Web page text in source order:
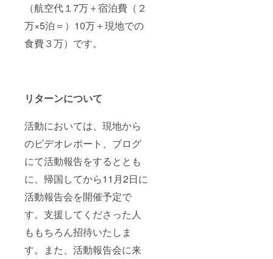
（航空代１7万＋宿泊費（２
万×5泊＝）10万＋現地での
食費３万）です。
リターンについて
活動においては、現地から
のビデオレポート、ブログ
にて活動報告をするととも
に、帰国してから11月2日に
活動報告会を開催予定で
す。支援してくださった人
ももちろん招待いたしま
す。また、活動報告会に来